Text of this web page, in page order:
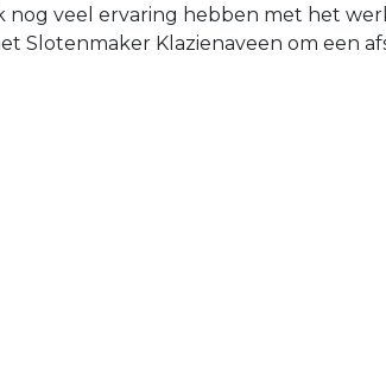
nog veel ervaring hebben met het
Slotenmaker Klazienaveen om een